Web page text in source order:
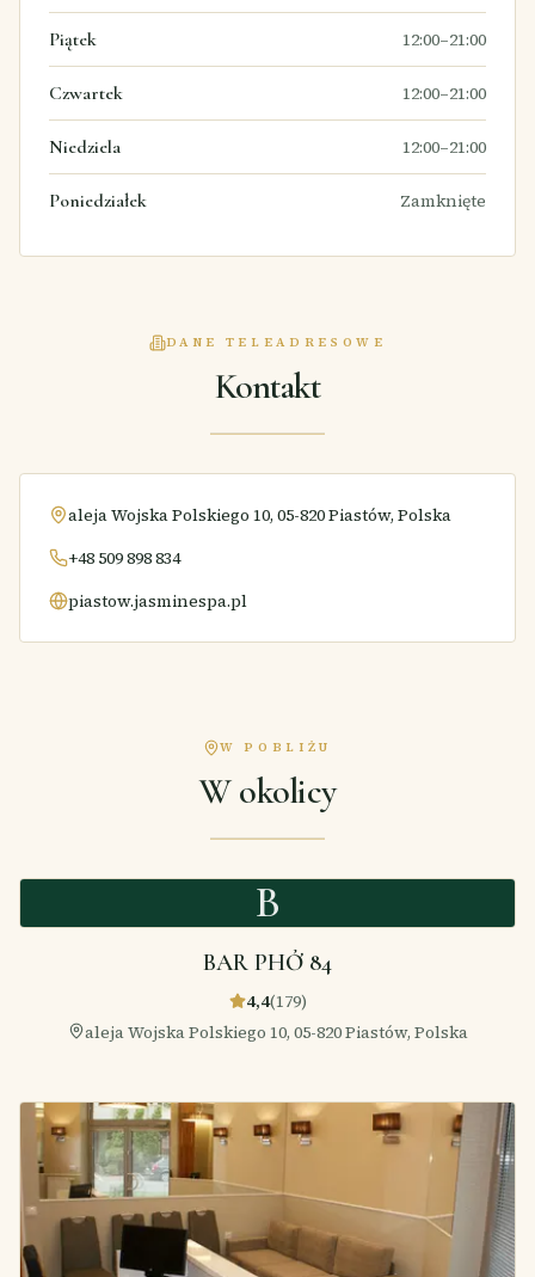
Piątek 12:00–21:00
Czwartek 12:00–21:00
Niedziela 12:00–21:00
Poniedziałek Zamknięte
DANE TELEADRESOWE
Kontakt
aleja Wojska Polskiego 10, 05-820 Piastów, Polska
+48 509 898 834
piastow.jasminespa.pl
W POBLIŻU
W okolicy
B
BAR PHỞ 84
4,4(179)
aleja Wojska Polskiego 10, 05-820 Piastów, Polska